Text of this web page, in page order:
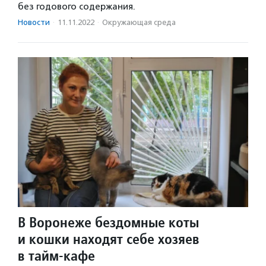
без годового содержания.
Новости · 11.11.2022 · Окружающая среда
В Воронеже бездомные коты
и кошки находят себе хозяев
в тайм-кафе